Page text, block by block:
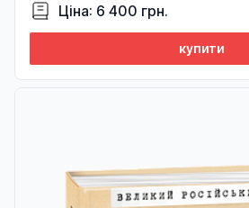
Ціна: 6 400 грн.
купити